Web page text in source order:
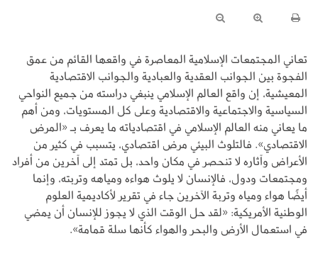
تعاني المجتمعات الإسلامية المعاصرة في واقعها القائم من عمق
الفجوة بين الجوانب العقدية والعبادية والجوانب الاقتصادية
المعيشية، إن واقع العالم الإسلامي ينبغي دراسته من جميع النواحي
السياسية والاجتماعية والاقتصادية وعلى كل المستويات، ومن أهم
ما يعاني منه العالم الإسلامي في اقتصادياته ما يعرف بـ «المرض
الاقتصادي». فالتلوث البيئي مرض اقتصادي، يتسبب في كثير من
الأعراض وآثاره لا تنحصر في مكان واحد، بل تمتد إلى آخرين من أفراد
ومجتمعات ودول، فالإنسان لا يلوث هواءه ومياهه وتربته، وإنما
أيضًا هواء ومياه وتربة الآخرين جاء في تقرير لأكاديمية العلوم
الوطنية الأمريكية: «لقد حل الوقت الذي لا يجوز للإنسان أن يمضي
في استعمال الأرض والبحر والهواء كأنها سلة قمامة».